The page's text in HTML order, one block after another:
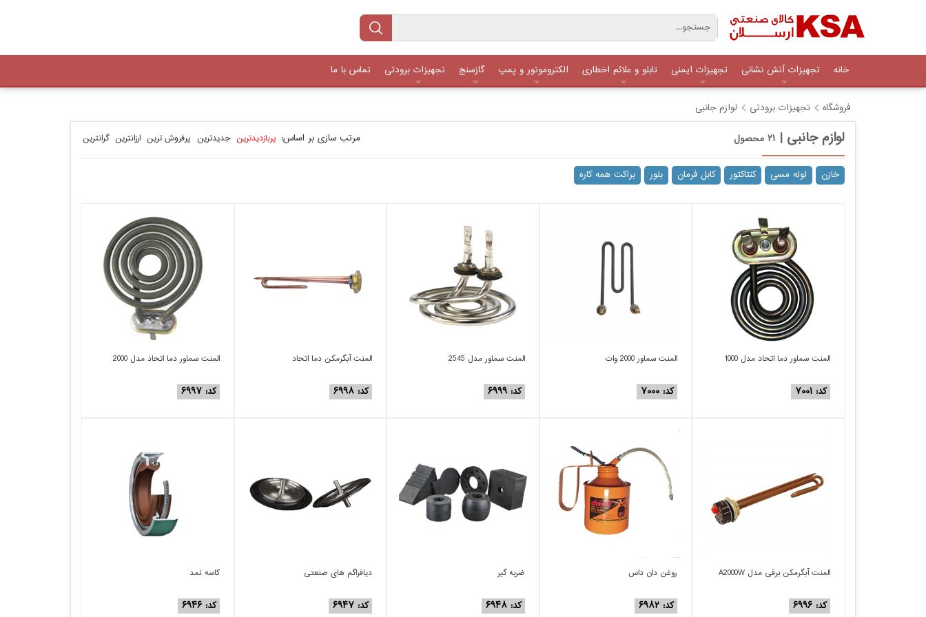
خانه تجهیزات آتش نشانی تجهیزات ایمنی تابلو و علائم اخطاری الکتروموتور و پمپ گازسنج تجهیزات برودتی تماس با ما
فروشگاه تجهیزات برودتی لوازم جانبی
لوازم جانبی | ۲۱ محصول مرتب سازی بر اساس: پربازدیدترین جدیدترین پرفروش ترین ارزانترین گرانترین
خازن لوله مسی کنتاکتور کابل فرمان بلور براکت همه کاره
المنت سماور دما اتحاد مدل 1000
کد: ۷۰۰۱
المنت سماور 2000 وات
کد: ۷۰۰۰
المنت سماور مدل 2545
کد: ۶۹۹۹
المنت آبگرمکن دما اتحاد
کد: ۶۹۹۸
المنت سماور دما اتحاد مدل 2000
کد: ۶۹۹۷
المنت آبگرمکن برقی مدل A2000W
کد: ۶۹۹۶
روغن دان داس
کد: ۶۹۸۲
ضربه گیر
کد: ۶۹۴۸
دیافراگم های صنعتی
کد: ۶۹۴۷
کاسه نمد
کد: ۶۹۴۶